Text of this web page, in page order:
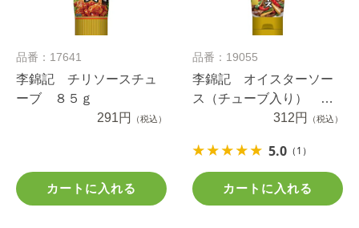
品番：17641
李錦記 チリソースチュ
ーブ ８５ｇ
291円
（税込）
カートに入れる
品番：19055
李錦記 オイスターソー
ス（チューブ入り） ９
312円 （税込）
5.0 （1）
カートに入れる